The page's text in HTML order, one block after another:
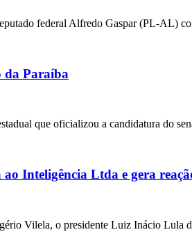
federal Alfredo Gaspar (PL-AL)
da Paraíba
que oficializou a candidatura do
Inteligência Ltda e gera
Vilela, o presidente Luiz Inácio Lula